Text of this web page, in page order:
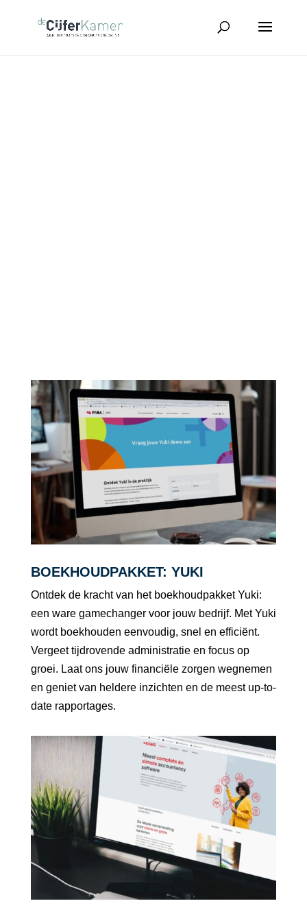
BOEKHOUDPAKKET: YUKI
Ontdek de kracht van het boekhoudpakket Yuki:
een ware gamechanger voor jouw bedrijf. Met Yuki
wordt boekhouden eenvoudig, snel en efficiënt.
Vergeet tijdrovende administratie en focus op
groei. Laat ons jouw financiële zorgen wegnemen
en geniet van heldere inzichten en de meest up-to-
date rapportages.